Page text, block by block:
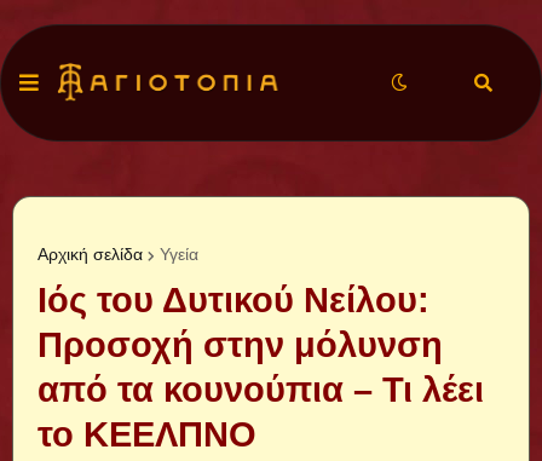
Αρχική σελίδα Υγεία
Ιός του Δυτικού Νείλου:
Προσοχή στην μόλυνση
από τα κουνούπια – Τι λέει
το ΚΕΕΛΠΝΟ